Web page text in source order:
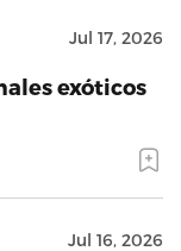
Jul 17, 2026
exóticos
Jul 16, 2026